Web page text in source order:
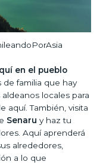
en el pueblo
de familia que hay
locales para
aquí. También, visita
Senaru y haz tu
Aquí aprenderá
alrededores,
a lo que